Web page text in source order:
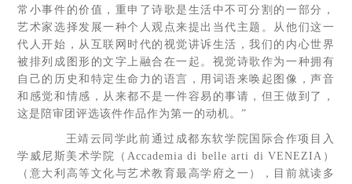
常小事件的价值，重申了诗歌是生活中不可分割的一部分，
艺术家选择发展一种个人观点来提出当代主题。从他们这一
代人开始，从互联网时代的视觉讲诉生活，我们的内心世界
被排列成图形的文字上融合在一起。视觉诗歌作为一种拥有
自己的历史和特定生命力的语言，用词语来唤起图像，声音
和感觉和情感，从来都不是一件容易的事请，但王做到了，
这是陪审团评选该件作品作为第一的动机。”
王靖云同学此前通过成都东软学院国际合作项目入
学威尼斯美术学院（Accademia di belle arti di VENEZIA）
（意大利高等文化与艺术教育最高学府之一），目前就读多